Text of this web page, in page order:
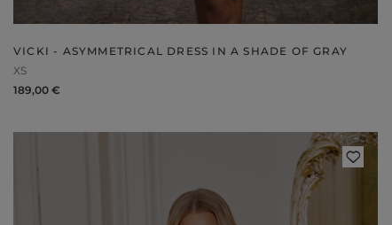
VICKI - ASYMMETRICAL DRESS IN A SHADE OF GRAY
XS
189,00 €